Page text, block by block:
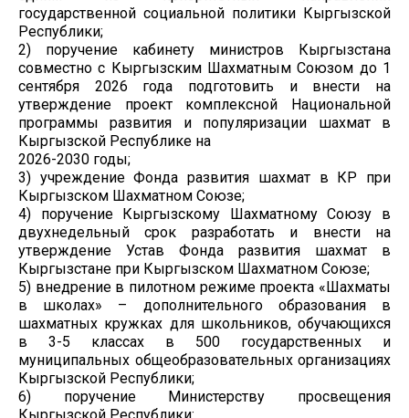
государственной социальной политики Кыргызской
Республики;
2) поручение кабинету министров Кыргызстана
совместно с Кыргызским Шахматным Союзом до 1
сентября 2026 года подготовить и внести на
утверждение проект комплексной Национальной
программы развития и популяризации шахмат в
Кыргызской Республике на
2026-2030 годы;
3) учреждение Фонда развития шахмат в КР при
Кыргызском Шахматном Союзе;
4) поручение Кыргызскому Шахматному Союзу в
двухнедельный срок разработать и внести на
утверждение Устав Фонда развития шахмат в
Кыргызстане при Кыргызском Шахматном Союзе;
5) внедрение в пилотном режиме проекта «Шахматы
в школах» – дополнительного образования в
шахматных кружках для школьников, обучающихся
в 3-5 классах в 500 государственных и
муниципальных общеобразовательных организациях
Кыргызской Республики;
6) поручение Министерству просвещения